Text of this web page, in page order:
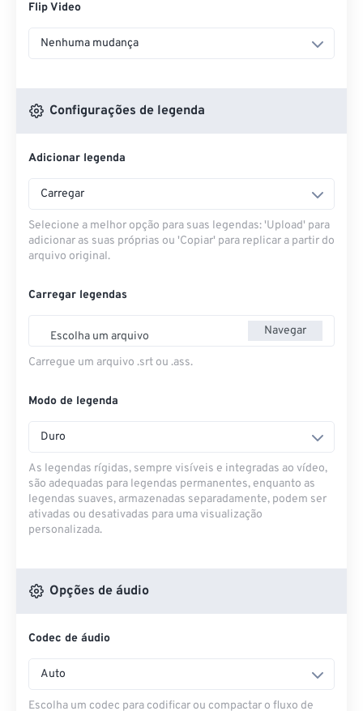
Flip Video
Nenhuma mudança
Configurações de legenda
Adicionar legenda
Carregar
Selecione a melhor opção para suas legendas: 'Upload' para
adicionar as suas próprias ou 'Copiar' para replicar a partir do
arquivo original.
Carregar legendas
Escolha um arquivo Navegar
Carregue um arquivo .srt ou .ass.
Modo de legenda
Duro
As legendas rígidas, sempre visíveis e integradas ao vídeo,
são adequadas para legendas permanentes, enquanto as
legendas suaves, armazenadas separadamente, podem ser
ativadas ou desativadas para uma visualização
personalizada.
Opções de áudio
Codec de áudio
Auto
Escolha um codec para codificar ou compactar o fluxo de